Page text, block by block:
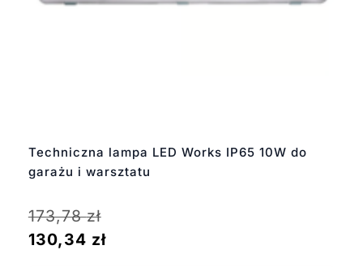
Techniczna lampa LED Works IP65 10W do
garażu i warsztatu
173,78zł
130,34 zł